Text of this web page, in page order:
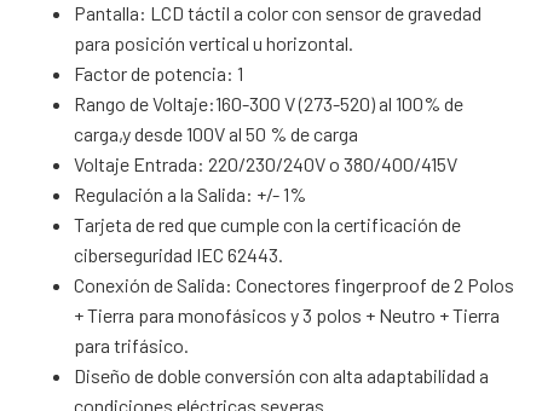
Pantalla: LCD táctil a color con sensor de gravedad
para posición vertical u horizontal.
Factor de potencia: 1
Rango de Voltaje:160-300 V (273-520) al 100% de
carga,y desde 100V al 50 % de carga
Voltaje Entrada: 220/230/240V o 380/400/415V
Regulación a la Salida: +/- 1%
Tarjeta de red que cumple con la certificación de
ciberseguridad IEC 62443.
Conexión de Salida: Conectores fingerproof de 2 Polos
+ Tierra para monofásicos y 3 polos + Neutro + Tierra
para trifásico.
Diseño de doble conversión con alta adaptabilidad a
condiciones eléctricas severas.